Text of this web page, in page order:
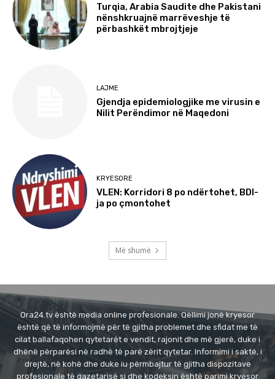
Turqia, Arabia Saudite dhe Pakistani
nënshkruajnë marrëveshje të
përbashkët mbrojtjeje
LAJME
Gjendja epidemiologjike me virusin e
Nilit Perëndimor në Maqedoni
KRYESORE
VLEN: Korridori 8 po ndërtohet, BDI-
ja po çmontohet
Më shumë
Ora24.tv është media online profesionale. Qëllimi jonë kryesor
është që të informojmë për të gjitha problemet dhe sfidat me të
cilat ballafaqohen qytetarët e vendit, rajonit dhe më gjerë, duke i
dhënë përparësi në radhë të parë zërit qytetar. Informimi i saktë, i
drejtë, në kohë dhe duke iu përmbajtur të gjitha dispozitave
profesionale të gazetarisë si dhe kodeksin është parimi kryesor